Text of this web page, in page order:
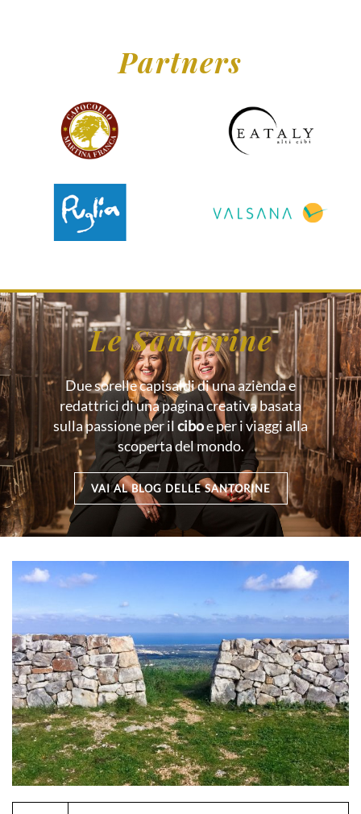
Partners
Le Santorine
Due sorelle capisaldi di una azienda e
redattrici di una pagina creativa basata
sulla passione per il ciboe per i viaggi alla
scoperta del mondo.
VAI AL BLOG DELLE SANTORINE